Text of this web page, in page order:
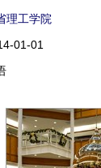
理工学院
01-01